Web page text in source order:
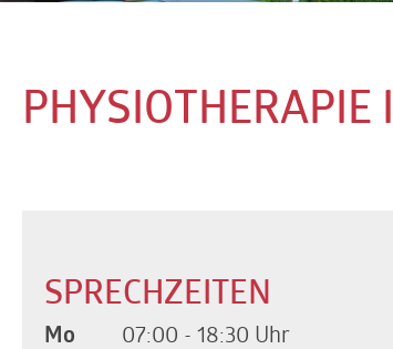
SPRECHZEITEN
Mo
07:00 - 18:30 Uhr